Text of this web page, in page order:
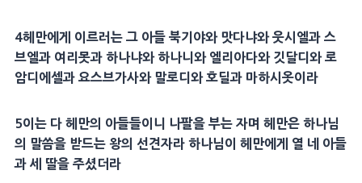
4헤만에게 이르러는 그 아들 북기야와 맛다냐와웃시엘과 스
브엘과 여리못과 하나냐와하나니 와 엘리아다와 깃달디 와 로
암디에셀과 요스브가사와 말로디 와호딜과 마하시옷이라
5이는 다 헤만의 아들들이니 나팔을 부는 자며 헤만은 하나님
의 말씀을 받드는 왕의 선견자라 하나님이 헤만에게 열 네 아들
과 세 딸을 주셨더라